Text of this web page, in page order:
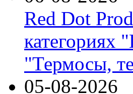
Red Dot
категориях
"Термосы,
05-08-2026